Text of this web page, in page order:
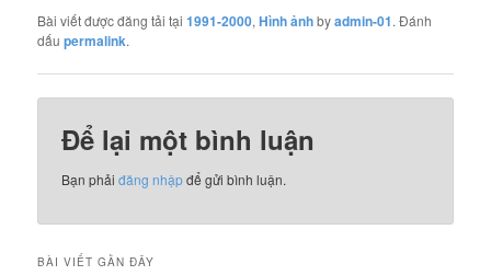
Bài viết được đăng tải tại1991-2000,Hình ảnhbyadmin-01. Đánh
dấupermalink.
Để lại một bình luận
Bạn phảiđăng nhậpđể gửi bình luận.
BÀI VIẾT GẦN ĐÂY